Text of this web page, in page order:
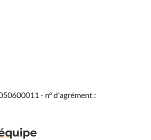
- n° d'agrément :